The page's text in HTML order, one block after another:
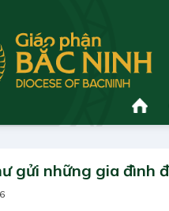
gửi những gia đình